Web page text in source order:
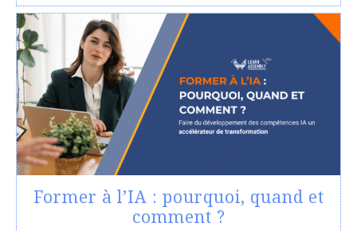
Former à l’IA : pourquoi, quand et
comment ?